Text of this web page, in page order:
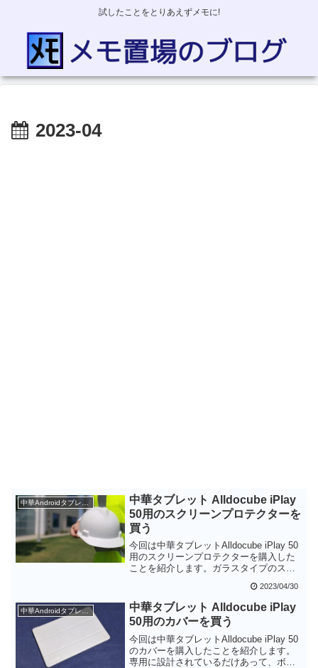
試したことをとりあえずメモに!
2023-04
中華Androidタブレット
中華タブレット Alldocube iPlay
50用のスクリーンプロテクターを
買う
今回は中華タブレットAlldocube iPlay 50
用のスクリーンプロテクターを購入した
ことを紹介します。ガラスタイプのスク
気泡が入ることなく簡単に貼り付けるこ
とができました。AliExpressで約600円程
度だったのでなかなか良い買い物だった
と思います。
2023/04/30
中華Androidタブレット
中華タブレット Alldocube iPlay
50用のカバーを買う
今回は中華タブレットAlldocube iPlay 50
のカバーを購入したことを紹介します。
専用に設計されているだけあって、ボタ